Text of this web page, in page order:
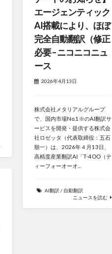
エージェンティック
AI搭載により、ほぼ
完全自動翻訳（修正
必要 – ニコニコニュ
ース
2026年4月13日
株式会社メタリアルグループ
で、国内市場No.1※のAI翻訳サ
ービスを開発・提供する株式会
社ロゼッタ（代表取締役：五石
順一）は、2026年４月13日、
高精度産業翻訳AI「T-4OO（テ
ィーフォーオーオ...
AI翻訳 / 自動翻訳
ニュースを読む